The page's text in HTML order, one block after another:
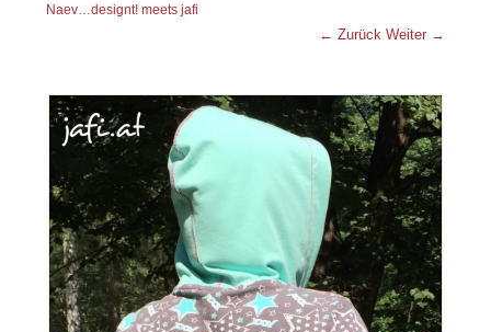
Naev…designt! meets jafi
← Zurück Weiter →